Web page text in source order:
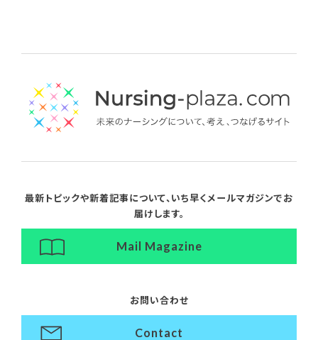
最新トピックや新着記事について、 いち早くメールマガジンでお
届けします。
Mail Magazine
お問い合わせ
Contact